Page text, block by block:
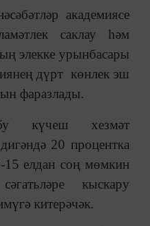
академиясе
саклау һәм
элекке урынбасары
дүрт көнлек эш
фаразлады.
күчеш хезмәт
20 процентка
15 елдан соң мөмкин
кыскару
китерәчәк.